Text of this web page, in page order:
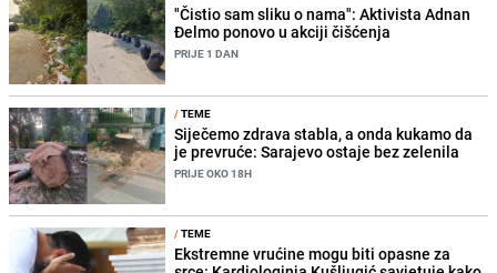
"Čistio sam sliku o nama": Aktivista Adnan
Đelmo ponovo u akciji čišćenja
PRIJE 1 DAN
/TEME
Siječemo zdrava stabla, a onda kukamo da
je prevruće: Sarajevo ostaje bez zelenila
PRIJE OKO 18H
/TEME
Ekstremne vrućine mogu biti opasne za